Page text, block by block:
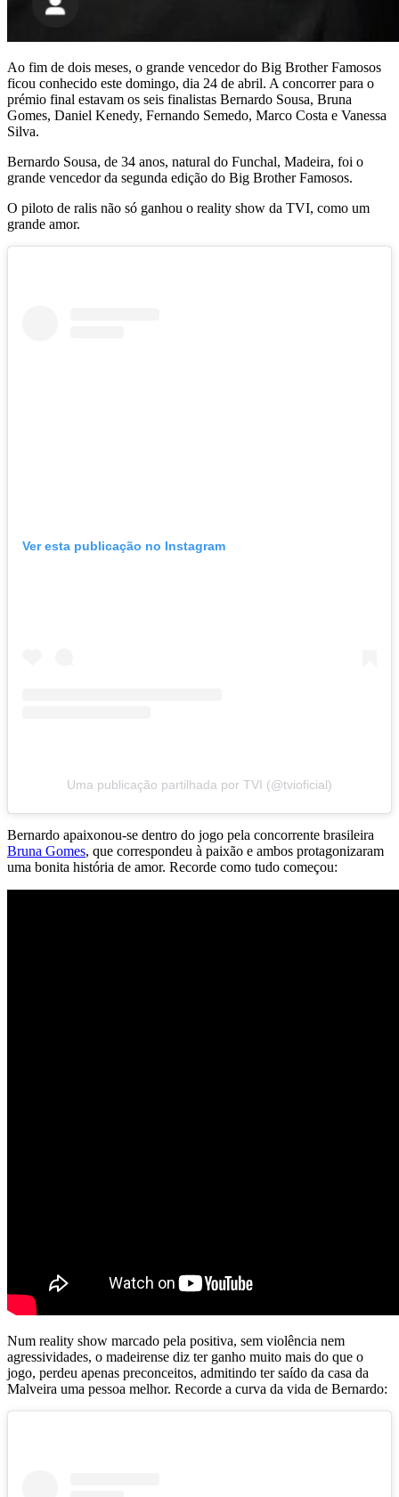
Ao fim de dois meses, o grande vencedor do Big Brother Famosos
ficou conhecido este domingo, dia 24 de abril. A concorrer para o
prémio final estavam os seis finalistas Bernardo Sousa, Bruna
Gomes, Daniel Kenedy, Fernando Semedo, Marco Costa e Vanessa
Silva.
Bernardo Sousa, de 34 anos, natural do Funchal, Madeira, foi o
grande vencedor da segunda edição do Big Brother Famosos.
O piloto de ralis não só ganhou o reality show da TVI, como um
grande amor.
Ver esta publicação no Instagram
Uma publicação partilhada por TVI (@tvioficial)
Bernardo apaixonou-se dentro do jogo pela concorrente brasileira
Bruna Gomes, que correspondeu à paixão e ambos protagonizaram
uma bonita história de amor. Recorde como tudo começou:
Num reality show marcado pela positiva, sem violência nem
agressividades, o madeirense diz ter ganho muito mais do que o
jogo, perdeu apenas preconceitos, admitindo ter saído da casa da
Malveira uma pessoa melhor. Recorde a curva da vida de Bernardo: